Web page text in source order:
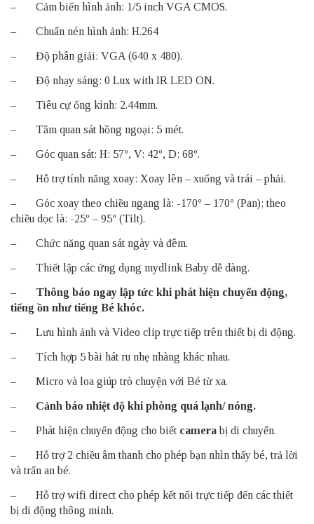
– Cảm biến hình ảnh: 1/5 inch VGA CMOS.
– Chuẩn nén hình ảnh: H.264
– Độ phân giải: VGA (640 x 480).
– Độ nhạy sáng: 0 Lux with IR LED ON.
– Tiêu cự ống kính: 2.44mm.
– Tầm quan sát hồng ngoại: 5 mét.
– Góc quan sát: H: 57º, V: 42º, D: 68º.
– Hỗ trợ tính năng xoay: Xoay lên – xuống và trái – phải.
– Góc xoay theo chiều ngang là: -170º – 170º (Pan); theo
chiều dọc là: -25º – 95º (Tilt).
– Chức năng quan sát ngày và đêm.
– Thiết lập các ứng dụng mydlink Baby dễ dàng.
– Thông báo ngay lập tức khi phát hiện chuyển động,
tiếng ồn như tiếng Bé khóc.
– Lưu hình ảnh và Video clip trực tiếp trên thiết bị di động.
– Tích hợp 5 bài hát ru nhẹ nhàng khác nhau.
– Micro và loa giúp trò chuyện với Bé từ xa.
– Cảnh báo nhiệt độ khi phòng quá lạnh/ nóng.
– Phát hiện chuyển động cho biết camerabị di chuyển.
– Hỗ trợ 2 chiều âm thanh cho phép bạn nhìn thấy bé, trả lời
và trấn an bé.
– Hỗ trợ wifi direct cho phép kết nối trực tiếp đến các thiết
bị di động thông minh.